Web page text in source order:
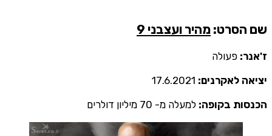
שם הסרט: מהיר ועצבני 9
ז'אנר: פעולה
יציאה לאקרנים: 17.6.2021
הכנסות בקופה: למעלה מ- 70 מיליון דולרים